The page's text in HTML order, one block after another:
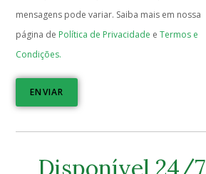
mensagens pode variar. Saiba mais em nossa
página de Política de Privacidade eTermos e
Condições.
ENVIAR
Disponível 24/7